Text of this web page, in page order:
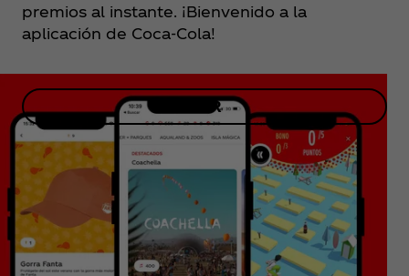
premios al instante. ¡Bienvenido a la
aplicación de Coca‑Cola!
VER